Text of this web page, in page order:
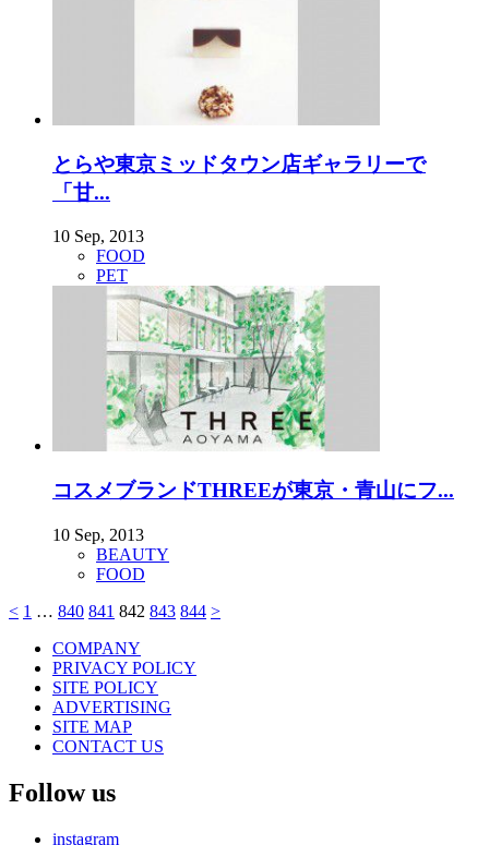
とらや東京ミッドタウン店ギャラリーで
「甘...
10 Sep, 2013
FOOD
PET
コスメブランドTHREEが東京・青山にフ...
10 Sep, 2013
BEAUTY
FOOD
< 1 … 840 841 842 843 844 >
COMPANY
PRIVACY POLICY
SITE POLICY
ADVERTISING
SITE MAP
CONTACT US
Follow us
instagram